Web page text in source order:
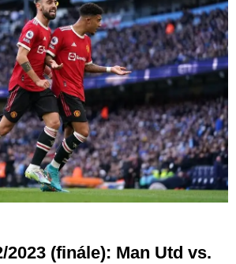
2023 (finále): Man Utd vs.